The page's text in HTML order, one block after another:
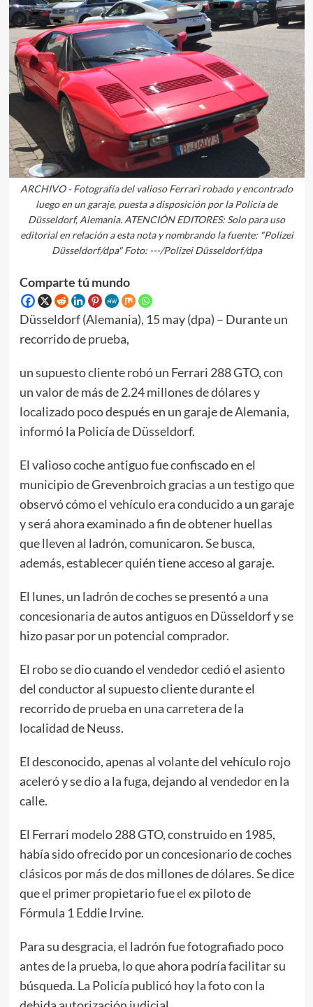
ARCHIVO - Fotografía del valioso Ferrari robado y encontrado
luego en un garaje, puesta a disposición por la Policía de
Düsseldorf, Alemania. ATENCIÓN EDITORES: Solo para uso
editorial en relación a esta nota y nombrando la fuente: "Polizei
Düsseldorf/dpa" Foto: ---/Polizei Düsseldorf/dpa
Comparte tú mundo
Düsseldorf (Alemania), 15 may (dpa) – Durante un
recorrido de prueba,
un supuesto cliente robó un Ferrari 288 GTO, con
un valor de más de 2.24 millones de dólares y
localizado poco después en un garaje de Alemania,
informó la Policía de Düsseldorf.
El valioso coche antiguo fue confiscado en el
municipio de Grevenbroich gracias a un testigo que
observó cómo el vehículo era conducido a un garaje
y será ahora examinado a fin de obtener huellas
que lleven al ladrón, comunicaron. Se busca,
además, establecer quién tiene acceso al garaje.
El lunes, un ladrón de coches se presentó a una
concesionaria de autos antiguos en Düsseldorf y se
hizo pasar por un potencial comprador.
El robo se dio cuando el vendedor cedió el asiento
del conductor al supuesto cliente durante el
recorrido de prueba en una carretera de la
localidad de Neuss.
El desconocido, apenas al volante del vehículo rojo
aceleró y se dio a la fuga, dejando al vendedor en la
calle.
El Ferrari modelo 288 GTO, construido en 1985,
había sido ofrecido por un concesionario de coches
clásicos por más de dos millones de dólares. Se dice
que el primer propietario fue el ex piloto de
Fórmula 1 Eddie Irvine.
Para su desgracia, el ladrón fue fotografiado poco
antes de la prueba, lo que ahora podría facilitar su
búsqueda. La Policía publicó hoy la foto con la